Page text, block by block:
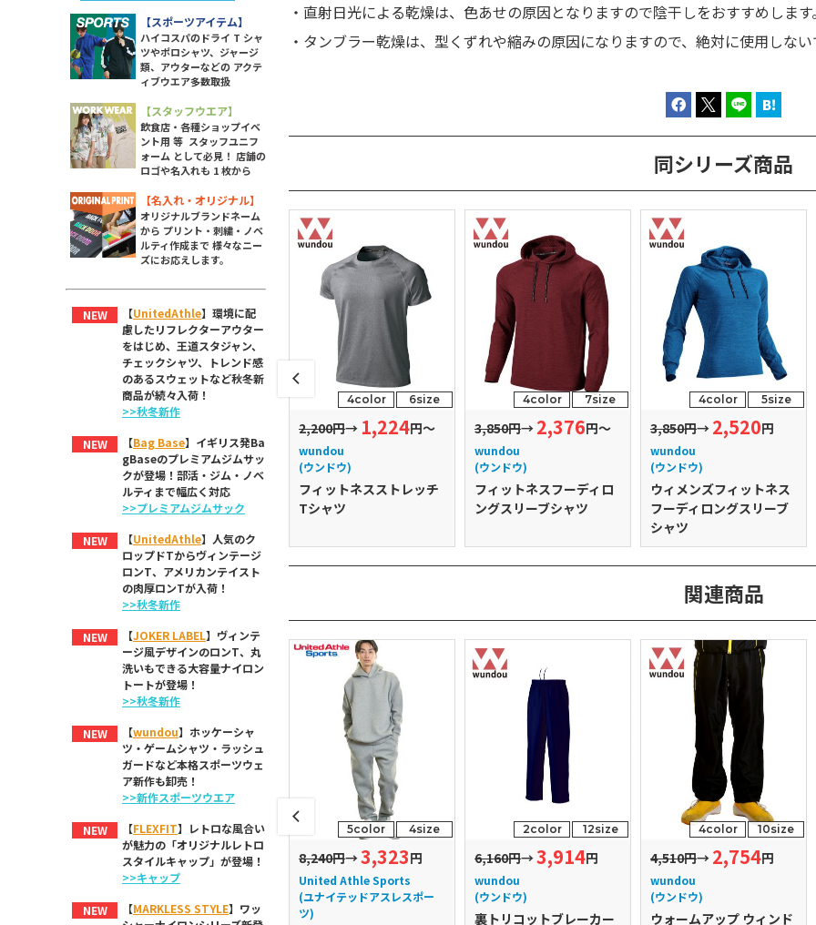
・直射日光による乾燥は、色あせの原因となりますので陰干しをおすすめします。
・タンブラー乾燥は、型くずれや縮みの原因になりますので、絶対に使用しない
同シリーズ商品
wundou
(ウンドウ)
インナーロングスパッツ
4color 6size
2,200円→ 1,224円～
wundou
(ウンドウ)
フィットネスストレッチ
Tシャツ
4color 7size
3,850円→ 2,376円～
wundou
(ウンドウ)
フィットネスフーディロ
ングスリーブシャツ
4color 5size
3,850円→ 2,520円
wundou
(ウンドウ)
ウィメンズフィットネス
フーディロングスリーブ
シャツ
関連商品
2,035円
glimmer Active Wear
4.4オンス ドライアンク
5color 4size
8,240円→3,323円
United Athle Sports
(ユナイテッドアスレスポー
ツ)
2color 12size
6,160円→3,914円
wundou
(ウンドウ)
裏トリコットブレーカー
4color 10size
4,510円→ 2,754円
wundou
(ウンドウ)
ウォームアップ ウィンド
レディース ボトムス
【スポーツアイテム】
ハイコスパのドライ T シャ
ツやポロシャツ、ジャージ
類、アウターなどの アクテ
ィブウエア多数取扱
【スタッフウエア】
飲食店・各種ショップイベ
ント用 等 スタッフユニフ
ォーム として必見！ 店舗の
ロゴや名入れも 1 枚から
【名入れ・オリジナル】
オリジナルブランドネーム
から プリント・刺繍・ノベ
ルティ作成まで 様々なニー
ズにお応えします。
NEW 【UnitedAthle】環境に配
慮したリフレクターアウター
をはじめ、王道スタジャン、
チェックシャツ、トレンド感
のあるスウェットなど秋冬新
商品が続々入荷！
>>秋冬新作
NEW 【Bag Base】イギリス発Ba
gBaseのプレミアムジムサッ
クが登場！部活・ジム・ノベ
ルティまで幅広く対応
>>プレミアムジムサック
NEW 【UnitedAthle】人気のク
ロップドTからヴィンテージ
ロンT、アメリカンテイスト
の肉厚ロンTが入荷！
>>秋冬新作
NEW 【JOKER LABEL】ヴィンテ
ージ風デザインのロンT、丸
洗いもできる大容量ナイロン
トートが登場！
>>秋冬新作
NEW 【wundou】ホッケーシャ
ツ・ゲームシャツ・ラッシュ
ガードなど本格スポーツウェ
ア新作も卸売！
>>新作スポーツウエア
NEW 【FLEXFIT】レトロな風合い
が魅力の「オリジナルレトロ
スタイルキャップ」が登場！
>>キャップ
NEW 【MARKLESS STYLE】ワッ